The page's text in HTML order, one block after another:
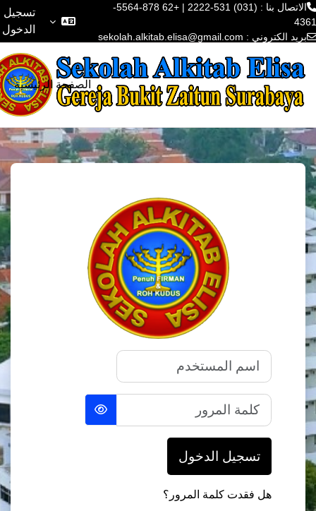
الاتصال بنا : (031) 531-2222 | +62 878-5564-
الكتروني :sekolah.alkitab.elisa@gmail.com
تسجيل
الدخول
الصفحة الرئيسية
الدخول إلى Sekolah Alkitab Elisa
اسم المستخدم
كلمة المرور
تسجيل الدخول
هل فقدت كلمة المرور؟